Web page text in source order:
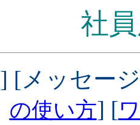
社
] [メッセー
の使い方] [